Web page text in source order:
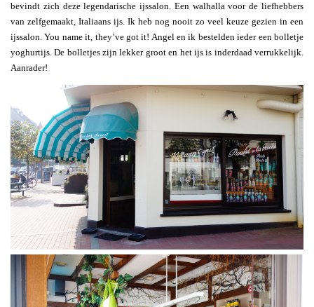
bevindt zich deze legendarische ijssalon. Een walhalla voor de liefhebbers
van zelfgemaakt, Italiaans ijs. Ik heb nog nooit zo veel keuze gezien in een
ijssalon. You name it, they’ve got it! Angel en ik bestelden ieder een bolletje
yoghurtijs. De bolletjes zijn lekker groot en het ijs is inderdaad verrukkelijk.
Aanrader!